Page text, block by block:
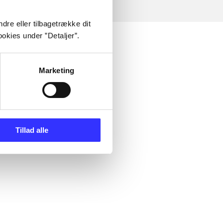
eller tilbagetrække dit
under ”Detaljer”.
Marketing
Tillad alle